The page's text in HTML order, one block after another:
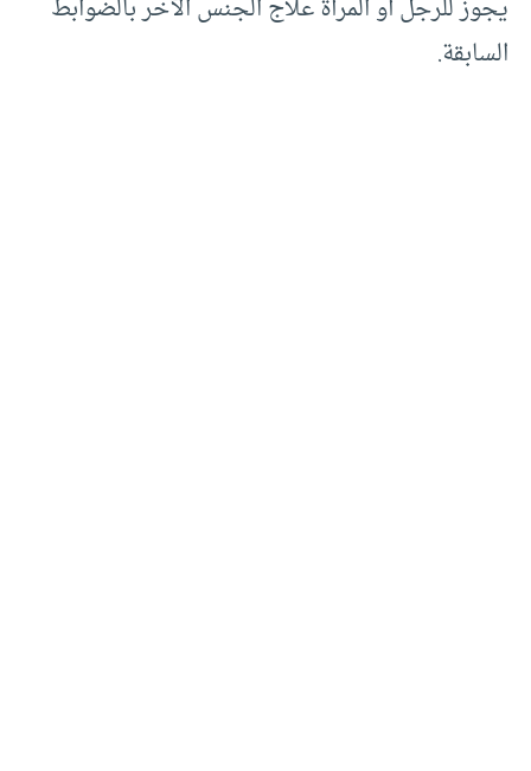
يجوز للرجل أو المرأة علاج الجنس الآخر بالضوابط
السابقة.